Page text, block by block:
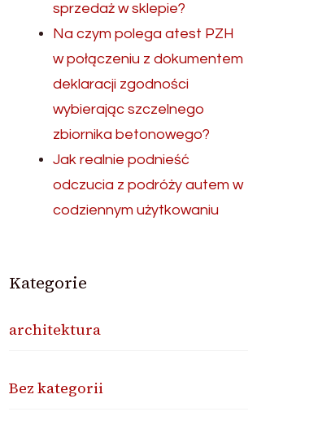
sprzedaż w sklepie?
Na czym polega atest PZH
w połączeniu z dokumentem
deklaracji zgodności
wybierając szczelnego
zbiornika betonowego?
Jak realnie podnieść
odczucia z podróży autem w
codziennym użytkowaniu
Kategorie
architektura
Bez kategorii